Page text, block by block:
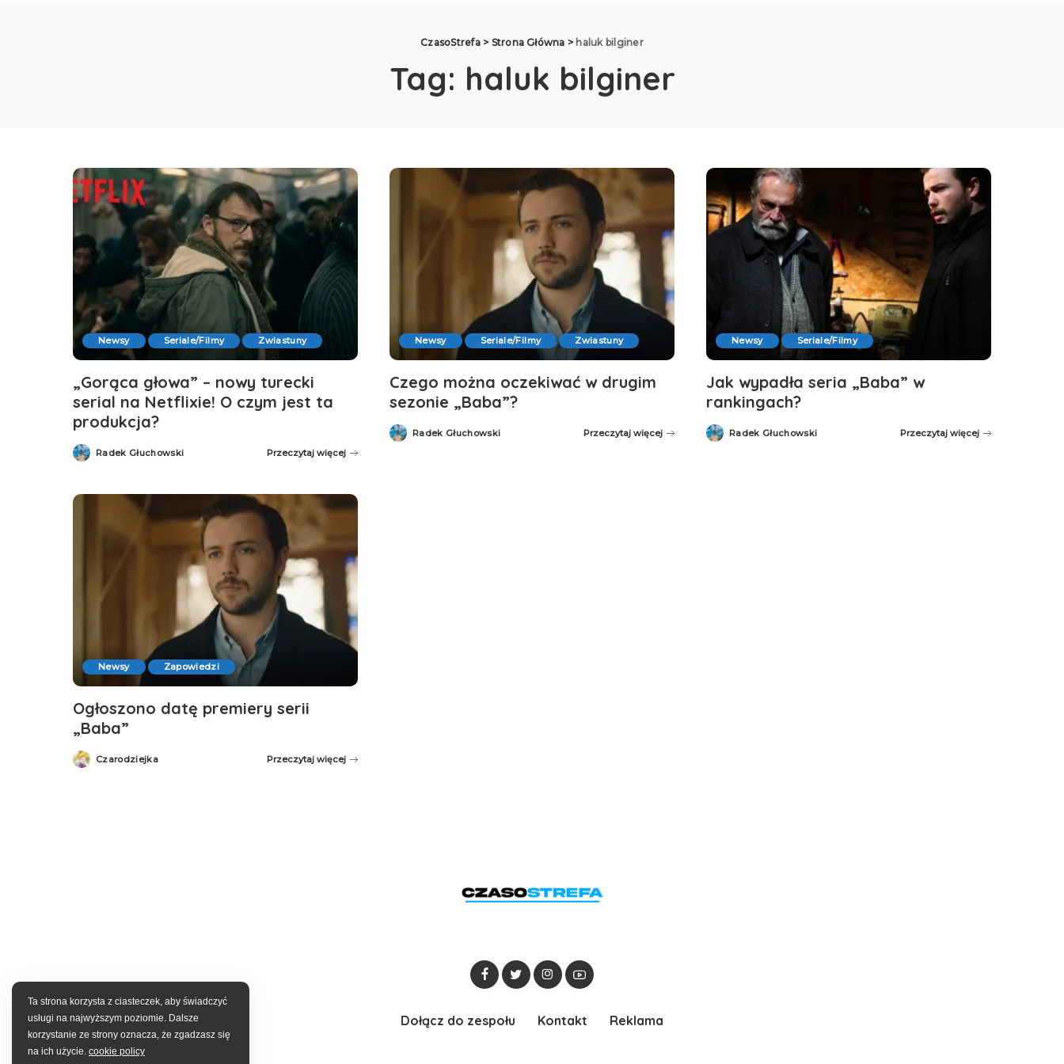
CzasoStrefa> Strona Główna > haluk bilginer
Tag: haluk bilginer
Newsy Seriale/Filmy Zwiastuny
„Gorąca głowa” – nowy turecki
serial na Netflixie! O czym jest ta
produkcja?
Posted
by
Radek Głuchowski Przeczytaj więcej
Newsy Seriale/Filmy Zwiastuny
Czego można oczekiwać w drugim
sezonie „Baba”?
Posted
by
Radek Głuchowski Przeczytaj więcej
Newsy Seriale/Filmy
Jak wypadła seria „Baba” w
rankingach?
Posted
by
Radek Głuchowski Przeczytaj więcej
Newsy Zapowiedzi
Ogłoszono datę premiery serii
„Baba”
Posted
by
Czarodziejka Przeczytaj więcej
Dołącz do zespołu Kontakt Reklama
Ta strona korzysta z ciasteczek, aby świadczyć
usługi na najwyższym poziomie. Dalsze
korzystanie ze strony oznacza, że zgadzasz się
na ich użycie. cookie policy